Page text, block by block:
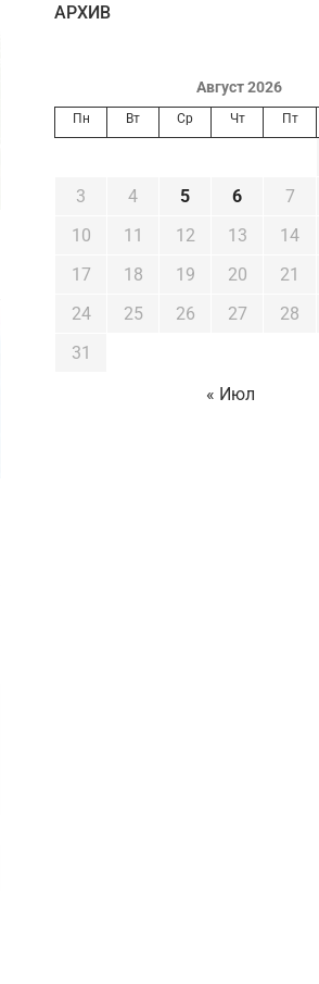
AРХИВ
Август 2026
Пн Вт Ср Чт Пт
3
4 5 6 7
10
11 12 13 14
17
18 19 20 21
24
25 26 27 28
31
« Июл